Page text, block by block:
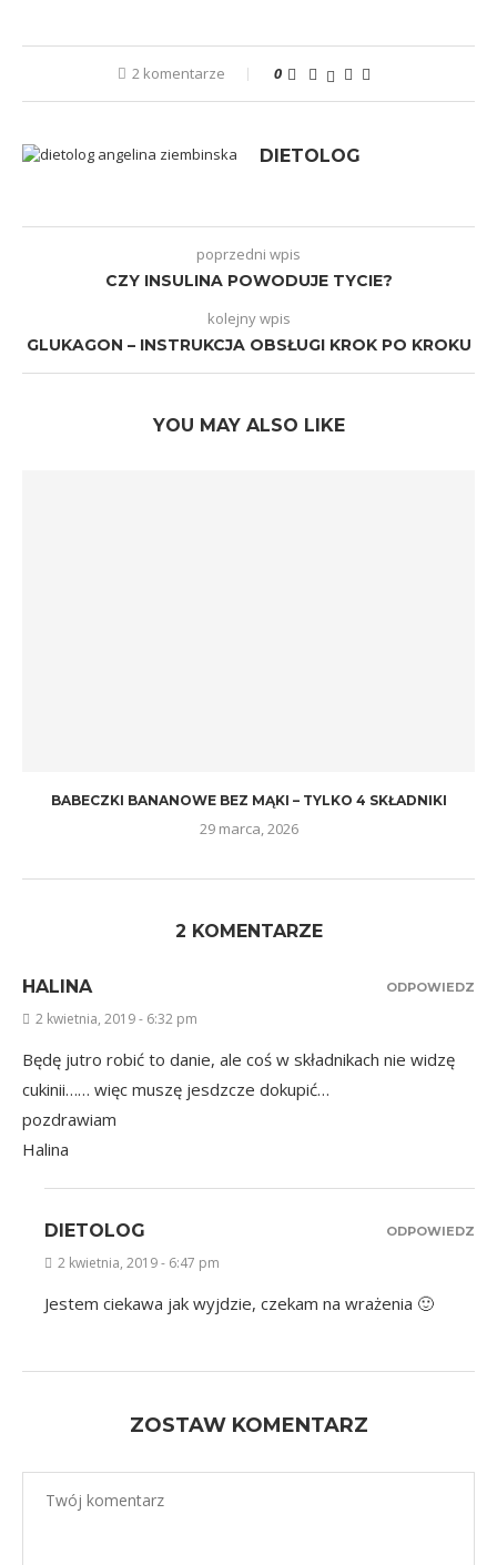
2 komentarze 0
DIETOLOG
poprzedni wpis
CZY INSULINA POWODUJE TYCIE?
kolejny wpis
GLUKAGON – INSTRUKCJA OBSŁUGI KROK PO KROKU
YOU MAY ALSO LIKE
BABECZKI BANANOWE BEZ MĄKI – TYLKO 4 SKŁADNIKI
29 marca, 2026
2 KOMENTARZE
HALINA
2 kwietnia, 2019 - 6:32 pm
Będę jutro robić to danie, ale coś w składnikach nie widzę
cukinii…… więc muszę jesdzcze dokupić…
pozdrawiam
Halina
ODPOWIEDZ
DIETOLOG
2 kwietnia, 2019 - 6:47 pm
Jestem ciekawa jak wyjdzie, czekam na wrażenia 🙂
ODPOWIEDZ
ZOSTAW KOMENTARZ